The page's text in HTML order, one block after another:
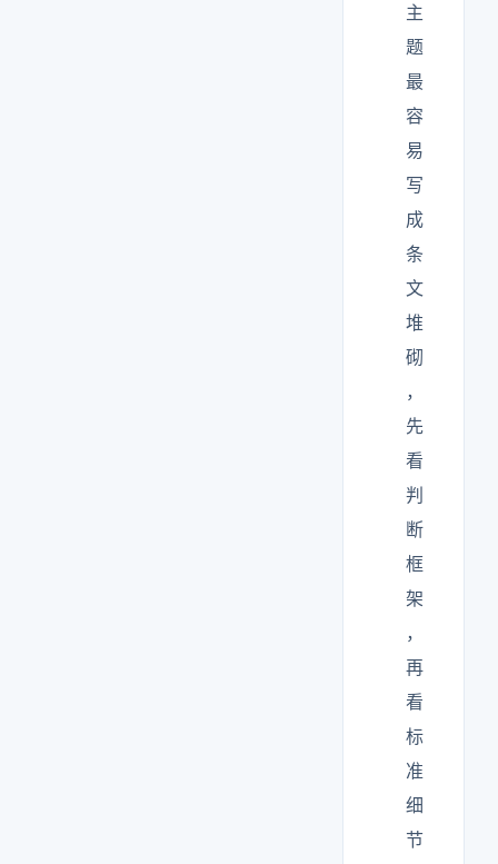
主
题
最
容
易
写
成
条
文
堆
砌
，
先
看
判
断
框
架
，
再
看
标
准
细
节